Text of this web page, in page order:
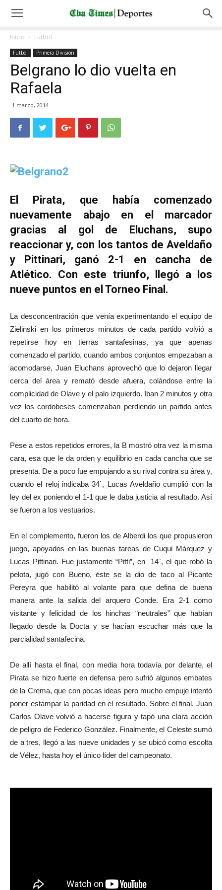
Inicio Futbol
Futbol Primera División
Belgrano lo dio vuelta en
Rafaela
1 marzo, 2014
El Pirata, que había comenzado
nuevamente abajo en el marcador
gracias al gol de Eluchans, supo
reaccionar y, con los tantos de Aveldaño
y Pittinari, ganó 2-1 en cancha de
Atlético. Con este triunfo, llegó a los
nueve puntos en el Torneo Final.
La desconcentración que venía experimentando el equipo de
Zielinski en los primeros minutos de cada partido volvió a
repetirse hoy en tierras santafesinas, ya que apenas
comenzado el partido, cuando ambos conjuntos empezaban a
acomodarse, Juan Eluchans aprovechó que lo dejaron llegar
cerca del área y remató desde afuera, colándose entre la
complicidad de Olave y el palo izquierdo. Iban 2 minutos y otra
vez los cordobeses comenzaban perdiendo un partido antes
del cuarto de hora.
Pese a estos repetidos errores, la B mostró otra vez la misma
cara, esa que le da orden y equilibrio en cada cancha que se
presenta. De a poco fue empujando a su rival contra su área y,
cuando el reloj indicaba 34`, Lucas Aveldaño cumplió con la
ley del ex poniendo el 1-1 que le daba justicia al resultado. Así
se fueron a los vestuarios.
En el complemento, fueron los de Alberdi los que propusieron
juego, apoyados en las buenas tareas de Cuqui Márquez y
Lucas Pittinari. Fue justamente “Pitti”, en 14`, el que robó la
pelota, jugó con Bueno, éste se la dio de taco al Picante
Pereyra que habilitó al volante para que defina de buena
manera ante la salida del arquero Conde. Era 2-1 como
visitante y felicidad de los hinchas “neutrales” que habían
llegado desde la Docta y se hacían escuchar más que la
parcialidad santafecina.
De allí hasta el final, con media hora todavía por delante, el
Pirata se hizo fuerte en defensa pero sufrió algunos embates
de la Crema, que con pocas ideas pero mucho empuje intentó
poner estampar la paridad en el resultado. Sobre el final, Juan
Carlos Olave volvió a hacerse figura y tapó una clara acción
de peligro de Federico González. Finalmente, el Celeste sumó
de a tres, llegó a las nueve unidades y se ubicó como escolta
de Vélez, hasta hoy el único líder del campeonato.